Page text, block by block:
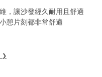
，讓沙發經久耐用且舒適
憩片刻都非常舒適
❯